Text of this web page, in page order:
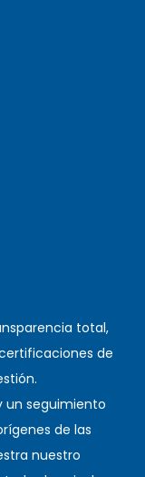
total,
de
un seguimiento
de las
nuestro